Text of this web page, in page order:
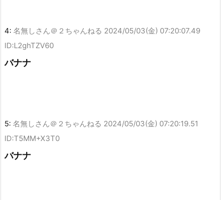
4: 名無しさん＠２ちゃんねる 2024/05/03(金) 07:20:07.49
ID:L2ghTZV60
バナナ
5: 名無しさん＠２ちゃんねる 2024/05/03(金) 07:20:19.51
ID:T5MM+X3T0
バナナ